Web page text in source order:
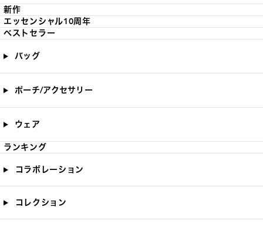
新作
エッセンシャル10周年
ベストセラー
バッグ
ポーチ/アクセサリー
ウェア
ランキング
コラボレーション
コレクション